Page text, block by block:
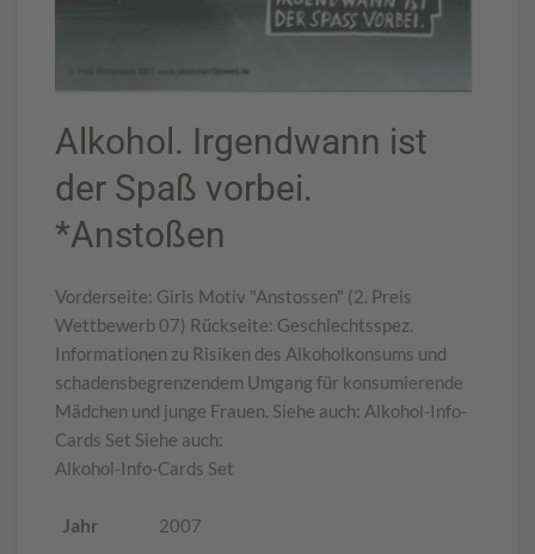
Alkohol. Irgendwann ist
der Spaß vorbei.
*Anstoßen
Vorderseite: Girls Motiv "Anstossen" (2. Preis
Wettbewerb 07) Rückseite: Geschlechtsspez.
Informationen zu Risiken des Alkoholkonsums und
schadensbegrenzendem Umgang für konsumierende
Mädchen und junge Frauen. Siehe auch: Alkohol-Info-
Cards Set Siehe auch:
Alkohol-Info-Cards Set
Jahr 2007